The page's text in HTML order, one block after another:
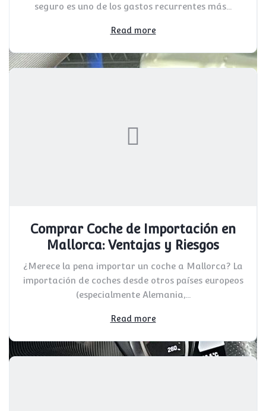
seguro es uno de los gastos recurrentes más...
Read more
Comprar Coche de Importación en
Mallorca: Ventajas y Riesgos
¿Merece la pena importar un coche a Mallorca? La
importación de coches desde otros países europeos
(especialmente Alemania,...
Read more